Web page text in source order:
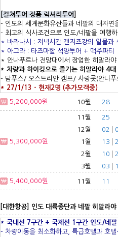
컬쳐투어 정품 럭셔리투어
- 인도의 세계문화유산들과 네팔의 대자연
- 최고의 식사조건으로 인도/네팔을 여행
* 바라나시 : 저녁시간 갠지즈강의 일몰과
* 아그라 : 타즈마할 석양투어 + 맥주파티
* 안나푸르나 전망대에서 장엄한 히말라
* 차량과 하이킹으로 즐기는 히말라야 4대
- 담푸스/ 오스트리안 캠프/ 사랑콧(안나
* 27/1/13 - 현재2명 (추가모객중)
5,200,000원 10월 28
5,300,000원
11월
25
12월
02
1월
13
2월
10
3월
03
5,400,000원 11월 11
[대한항공] 인도 대륙종단과 네팔 히말라
* 국내선 7구간 + 국제선 1구간 인도/네팔
- 차량이동을 최소화하고, 특급호텔과 호텔